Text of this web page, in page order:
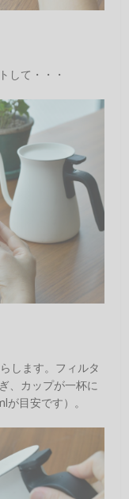
して・・・
します。フィルタ
、カップが一杯に
目安です）。